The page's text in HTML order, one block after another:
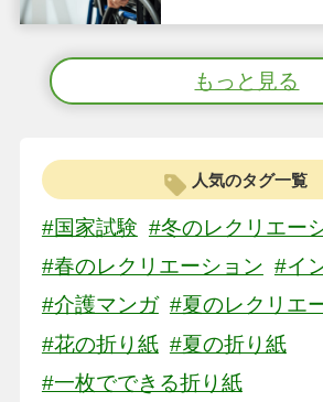
もっと見る
人気のタグ一覧
#国家試験 #冬のレクリエー
#春のレクリエーション #イ
#介護マンガ #夏のレクリエ
#花の折り紙 #夏の折り紙
#一枚でできる折り紙